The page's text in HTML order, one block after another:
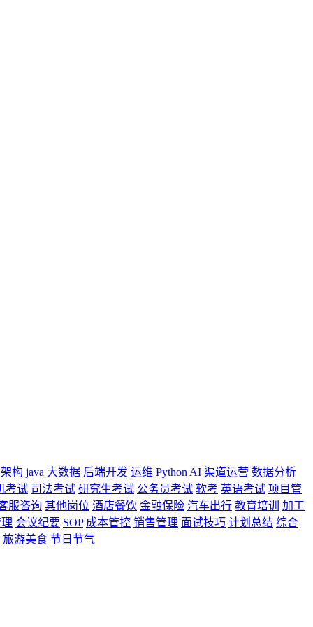
架构 java 大数据 后端开发 运维 Python AI 渠道运营 数据分析
考试 司法考试 研究生考试 公务员考试 软考 英语考试 项目管
服咨询 其他岗位 酒店餐饮 金融保险 汽车出行 教育培训
加工
会议纪要 SOP 成本管控 销售管理 面试技巧 计划总结 综合
旅游美食 节日节气